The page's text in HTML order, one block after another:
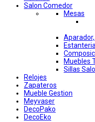
Salon Comedor
Mesas
Muebles
Sillas
Relojes
Zapateros
Mueble Gestion
Meyvaser
DecoPako
DecoEko